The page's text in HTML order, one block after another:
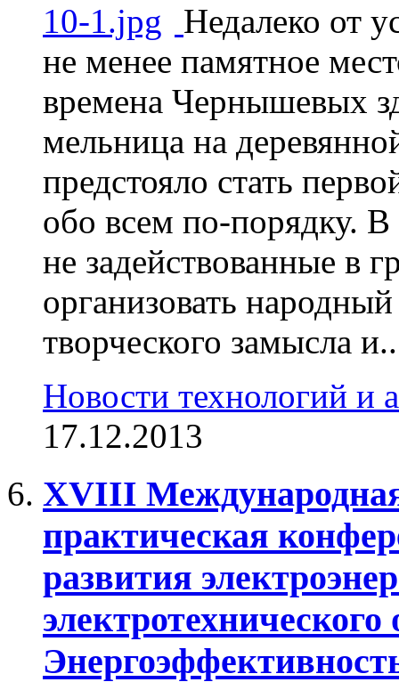
Недалеко от
не менее памятное
времена Чернышевых
мельница на
предстояло стать
обо всем по-порядку.
не задействованные в
организовать
творческого замысла
Новости технологий и
17.12.2013
XVIII
практическая
развития
электротехнического